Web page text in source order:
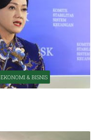
EKONOMI & BISNIS